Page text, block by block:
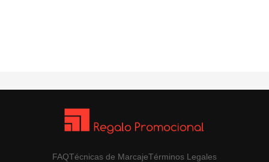
FAQTécnicas de MarcajeTérminos Legales